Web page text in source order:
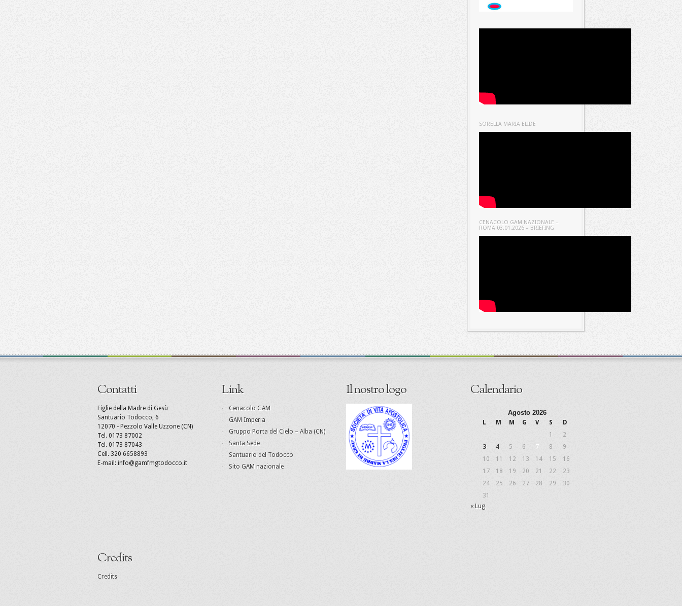
SORELLA MARIA ELIDE
CENACOLO GAM NAZIONALE –
ROMA 03.01.2026 – BRIEFING
Contatti
Figlie della Madre di Gesù
Santuario Todocco, 6
12070 - Pezzolo Valle Uzzone (CN)
Tel. 0173 87002
Tel. 0173 87043
Cell. 320 6658893
E-mail: info@gamfmgtodocco.it
Link
Cenacolo GAM
GAM Imperia
Gruppo Porta del Cielo – Alba (CN)
Santa Sede
Santuario del Todocco
Sito GAM nazionale
Il nostro logo Calendario
Agosto 2026
L M M G V S
D
1
2
3
4 5 6 7 8
9
10
11 12 13 14 15
16
17
18 19 20 21 22
23
24
25 26 27 28 29
30
31
« Lug
Credits
Credits